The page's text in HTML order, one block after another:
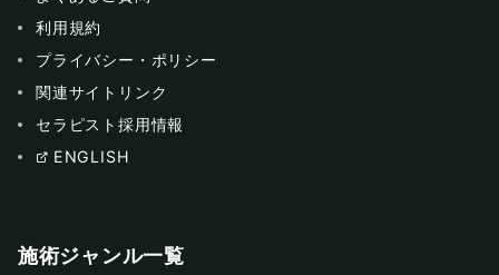
利用規約
プライバシー・ポリシー
関連サイトリンク
セラピスト採用情報
ENGLISH
施術ジャンル一覧